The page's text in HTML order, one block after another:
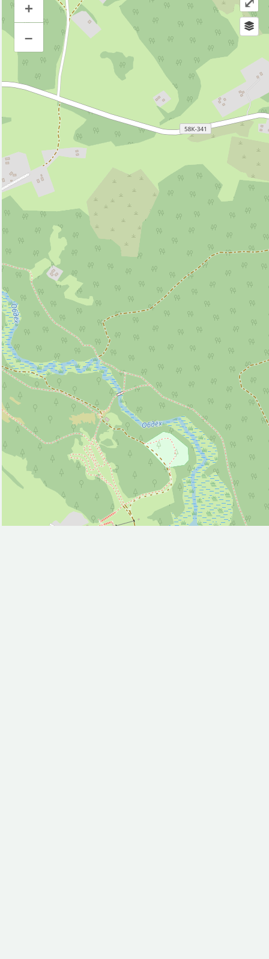
Сайты гостиниц
Инфраструктура
Автопарковка (2)
Смотровая площадка (1)
Станция канатной дороги (2)
Исторические объекты
Природные объекты
+
–